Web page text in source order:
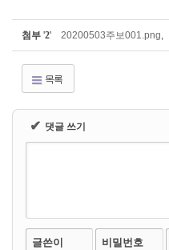
첨부 '2' 20200503주보001.png,
목록
✔ 댓글 쓰기
글쓴이 비밀번호